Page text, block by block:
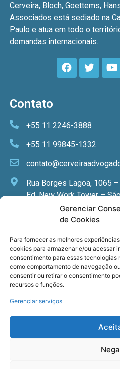
Gerenciar
de Cookies
Para fornecer as melhores
cookies para armazenar e/ou acessar
consentimento para essas tecnologias
como comportamento de navegação
consentir ou retirar o consentimento
recursos e funções.
Gerenciar serviços
Cerveira, Bloch, Goettems,
Associados está sediado na
Paulo e atua em todo o
demandas internacionais.
Contato
+55 11 2246-3888
+55 11 99845-1332
Rua Borges Lagoa, 1065 –
Ed. New Work Tower –
Newsletter
Quer receber nossa
especializadas, cursos e
Registre seu email.
Política de privacidade .